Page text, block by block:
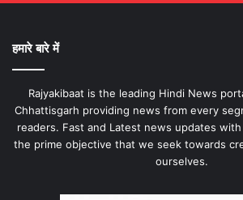
हमारे बारे में
Rajyakibaat is the leading Hindi News
Chhattisgarh providing news from every
readers. Fast and Latest news updates
the prime objective that we seek towards
ourselves.